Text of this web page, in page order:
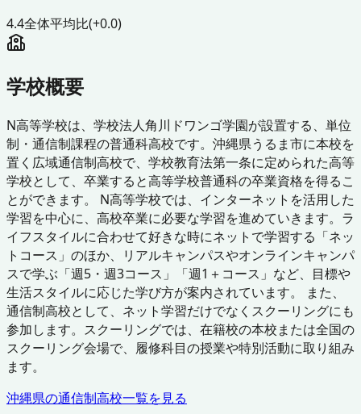
4.4全体平均比(+0.0)
学校概要
N高等学校は、学校法人角川ドワンゴ学園が設置する、単位
制・通信制課程の普通科高校です。沖縄県うるま市に本校を
置く広域通信制高校で、学校教育法第一条に定められた高等
学校として、卒業すると高等学校普通科の卒業資格を得るこ
とができます。 N高等学校では、インターネットを活用した
学習を中心に、高校卒業に必要な学習を進めていきます。ラ
イフスタイルに合わせて好きな時にネットで学習する「ネッ
トコース」のほか、リアルキャンパスやオンラインキャンパ
スで学ぶ「週5・週3コース」「週1＋コース」など、目標や
生活スタイルに応じた学び方が案内されています。 また、
通信制高校として、ネット学習だけでなくスクーリングにも
参加します。スクーリングでは、在籍校の本校または全国の
スクーリング会場で、履修科目の授業や特別活動に取り組み
ます。
沖縄県の通信制高校一覧を見る